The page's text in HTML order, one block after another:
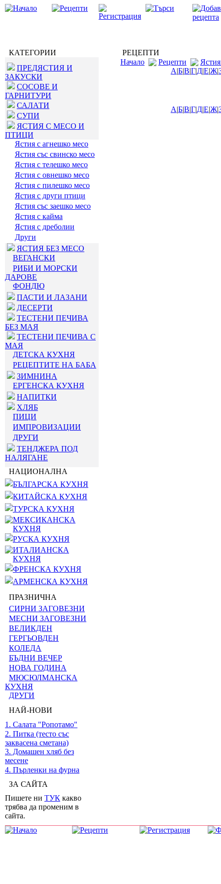
КАТЕГОРИИ
ПРЕДЯСТИЯ И
ЗАКУСКИ
СОСОВЕ И
ГАРНИТУРИ
САЛАТИ
СУПИ
ЯСТИЯ С МЕСО И
ПТИЦИ
Ястия с агнешко месо
Ястия със свинско месо
Ястия с телешко месо
Ястия с овнешко месо
Ястия с пилешко месо
Ястия с други птици
Ястия със заешко месо
Ястия с кайма
Ястия с дреболии
Други
ЯСТИЯ БЕЗ МЕСО
ВЕГАНСКИ
РИБИ И МОРСКИ
ДАРОВЕ
ФОНДЮ
ПАСТИ И ЛАЗАНИ
ДЕСЕРТИ
ТЕСТЕНИ ПЕЧИВА
БЕЗ МАЯ
ТЕСТЕНИ ПЕЧИВА С
МАЯ
ДЕТСКА КУХНЯ
РЕЦЕПТИТЕ НА БАБА
ЗИМНИНА
ЕРГЕНСКА КУХНЯ
НАПИТКИ
ХЛЯБ
ПИЦИ
ИМПРОВИЗАЦИИ
ДРУГИ
ТЕНДЖЕРА ПОД
НАЛЯГАНЕ
НАЦИОНАЛНА
БЪЛГАРСКА КУХНЯ
КИТАЙСКА КУХНЯ
ТУРСКА КУХНЯ
МЕКСИКАНСКА
КУХНЯ
РУСКА КУХНЯ
ИТАЛИАНСКА
КУХНЯ
ФРЕНСКА КУХНЯ
АРМЕНСКА КУХНЯ
ПРАЗНИЧНА
СИРНИ ЗАГОВЕЗНИ
МЕСНИ ЗАГОВЕЗНИ
ВЕЛИКДЕН
ГЕРГЬОВДЕН
КОЛЕДА
БЪДНИ ВЕЧЕР
НОВА ГОДИНА
МЮСЮЛМАНСКА
КУХНЯ
ДРУГИ
НАЙ-НОВИ
1. Салата "Ропотамо"
2. Питка (тесто със
заквасена сметана)
3. Домашен хляб без
месене
4. Пърленки на фурна
ЗА САЙТА
Пишете ни ТУК какво
трябва да променим в
сайта.
РЕЦЕПТИ
Начало
Рецепти
А|Б|В|Г|Д|Е|Ж|
А|Б|В|Г|Д|Е|Ж|